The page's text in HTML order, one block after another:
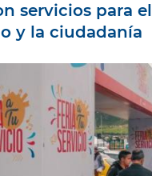
servicios para el
y la ciudadanía